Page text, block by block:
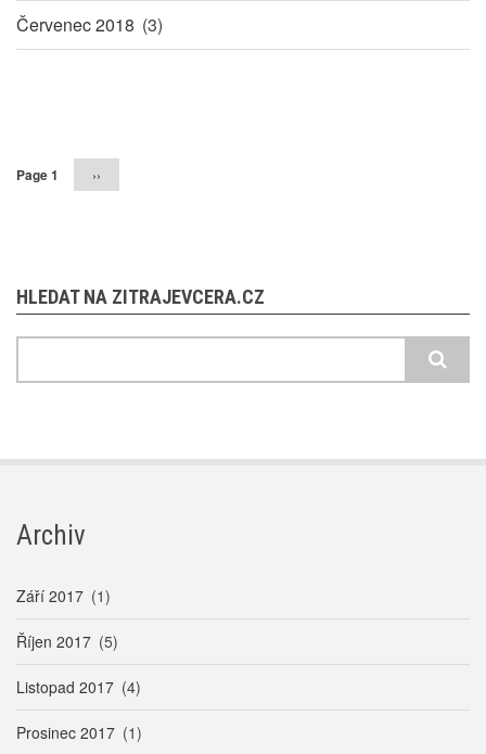
Červenec 2018 (3)
Page 1 Následující
stránka
››
HLEDAT NA ZITRAJEVCERA.CZ
Archiv
Září 2017 (1)
Říjen 2017 (5)
Listopad 2017 (4)
Prosinec 2017 (1)